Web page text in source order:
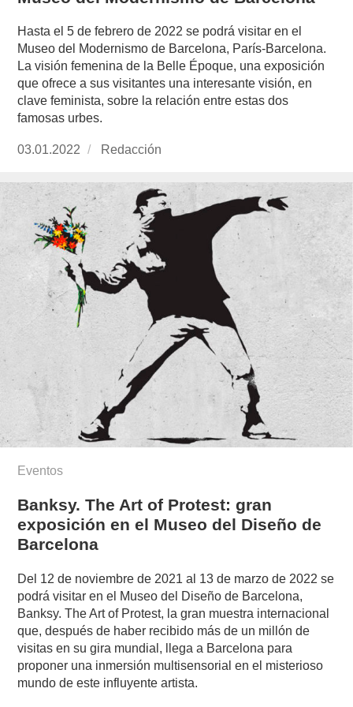
Hasta el 5 de febrero de 2022 se podrá visitar en el
Museo del Modernismo de Barcelona, París-Barcelona.
La visión femenina de la Belle Époque, una exposición
que ofrece a sus visitantes una interesante visión, en
clave feminista, sobre la relación entre estas dos
famosas urbes.
Publicado
03.01.2022 https://www.experimenta.es/author/redaccion/
Redacción
Eventos
Banksy. The Art of Protest: gran
exposición en el Museo del Diseño de
Barcelona
Del 12 de noviembre de 2021 al 13 de marzo de 2022 se
podrá visitar en el Museo del Diseño de Barcelona,
Banksy. The Art of Protest, la gran muestra internacional
que, después de haber recibido más de un millón de
visitas en su gira mundial, llega a Barcelona para
proponer una inmersión multisensorial en el misterioso
mundo de este influyente artista.